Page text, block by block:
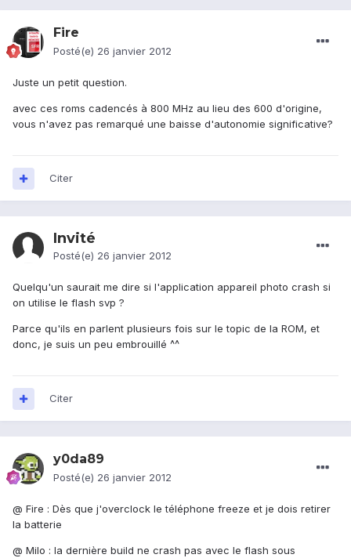
Fire
Posté(e) 26 janvier 2012
Juste un petit question.
avec ces roms cadencés à 800 MHz au lieu des 600 d'origine,
vous n'avez pas remarqué une baisse d'autonomie significative?
Citer
Invité
Posté(e) 26 janvier 2012
Quelqu'un saurait me dire si l'application appareil photo crash si
on utilise le flash svp ?
Parce qu'ils en parlent plusieurs fois sur le topic de la ROM, et
donc, je suis un peu embrouillé ^^
Citer
y0da89
Posté(e) 26 janvier 2012
@ Fire : Dès que j'overclock le téléphone freeze et je dois retirer
la batterie
@ Milo : la dernière build ne crash pas avec le flash sous